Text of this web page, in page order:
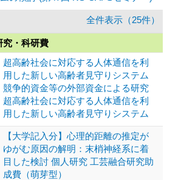
全件表示（25件）
究・科研費
超高齢社会に対応する人体通信を利
用した新しい高齢者見守りシステム
競争的資金等の外部資金による研究
超高齢社会に対応する人体通信を利
用した新しい高齢者見守りシステム
【大学記入分】心理的距離の推定が
ゆがむ原因の解明：末梢神経系に着
目した検討 個人研究 工芸融合研究助
成費（萌芽型）